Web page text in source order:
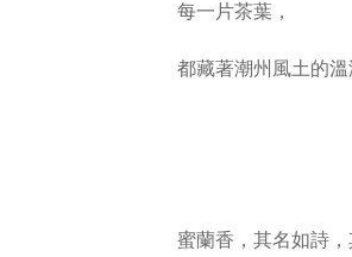
每一片茶葉，
都藏著潮州風土的溫
蜜蘭香，其名如詩，